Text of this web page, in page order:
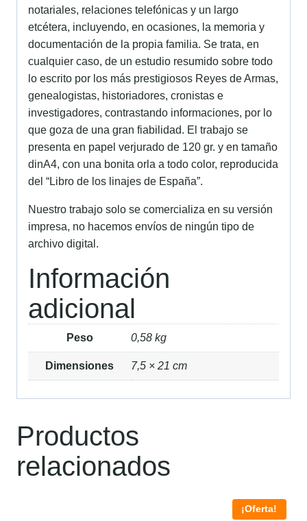
notariales, relaciones telefónicas y un largo
etcétera, incluyendo, en ocasiones, la memoria y
documentación de la propia familia. Se trata, en
cualquier caso, de un estudio resumido sobre todo
lo escrito por los más prestigiosos Reyes de Armas,
genealogistas, historiadores, cronistas e
investigadores, contrastando informaciones, por lo
que goza de una gran fiabilidad. El trabajo se
presenta en papel verjurado de 120 gr. y en tamaño
dinA4, con una bonita orla a todo color, reproducida
del “Libro de los linajes de España”.
Nuestro trabajo solo se comercializa en su versión
impresa, no hacemos envíos de ningún tipo de
archivo digital.
Información
adicional
Peso 0,58 kg
Dimensiones 7,5 × 21 cm
Productos
relacionados
¡Oferta!